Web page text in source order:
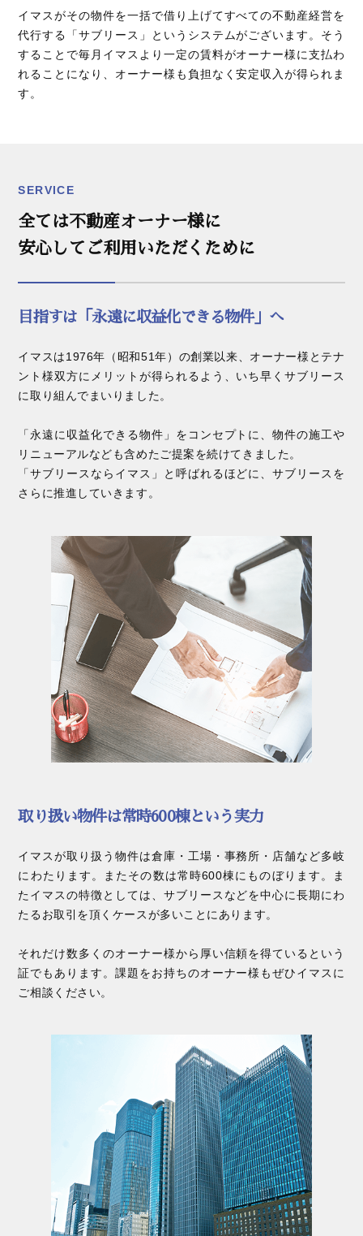
イマスがその物件を一括で借り上げてすべての不動産経営を
代行する「サブリース」というシステムがございます。 そう
することで毎月イマスより一定の賃料がオーナー様に支払わ
れることになり、オーナー様も負担なく安定収入が得られま
す。
SERVICE
全ては不動産オーナー様に
安心してご利用いただくために
目指すは「永遠に収益化できる物件」へ
イマスは1976年（昭和51年）の創業以来、オーナー様とテナ
ント様双方にメリットが得られるよう、いち早くサブリース
に取り組んでまいりました。
「永遠に収益化できる物件」をコンセプトに、物件の施工や
リニューアルなども含めたご提案を続けてきました。
「サブリースならイマス」と呼ばれるほどに、サブリースを
さらに推進していきます。
取り扱い物件は常時600棟という実力
イマスが取り扱う物件は倉庫・工場・事務所・店舗など多岐
にわたります。またその数は常時600棟にものぼります。ま
たイマスの特徴としては、サブリースなどを中心に長期にわ
たるお取引を頂くケースが多いことにあります。
それだけ数多くのオーナー様から厚い信頼を得ているという
証でもあります。課題をお持ちのオーナー様もぜひイマスに
ご相談ください。